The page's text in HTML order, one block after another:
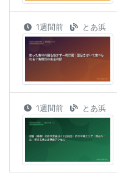
1週間前 とあ浜
1週間前 とあ浜